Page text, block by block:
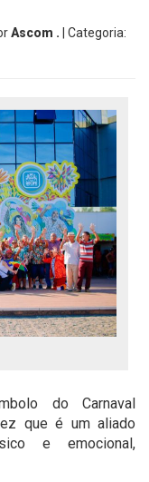
Ascom . | Categoria:
do Carnaval
que é um aliado
e emocional,